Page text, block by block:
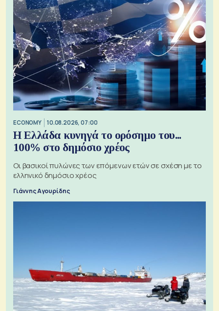
ECONOMY 10.08.2026, 07:00
Η Ελλάδα κυνηγά το ορόσημο του...
100% στο δημόσιο χρέος
Οι βασικοί πυλώνες των επόμενων ετών σε σχέση με το
ελληνικό δημόσιο χρέος
Γιάννης Αγουρίδης